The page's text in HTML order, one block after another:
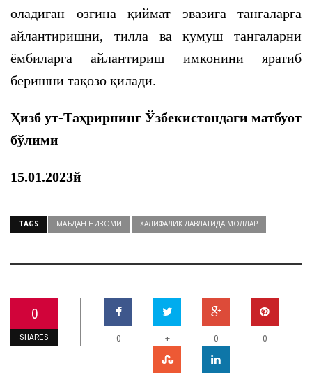
оладиган озгина қиймат эвазига тангаларга
айлантиришни, тилла ва кумуш тангаларни
ёмбиларга айлантириш имконини яратиб
беришни тақозо қилади.
Ҳизб ут-Таҳрирнинг Ўзбекистондаги матбуот
бўлими
15.01.2023й
TAGS МАЪДАН НИЗОМИ ХАЛИФАЛИК ДАВЛАТИДА МОЛЛАР
0
SHARES 0 + 0 0